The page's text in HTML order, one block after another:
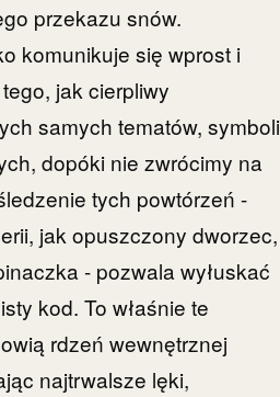
przekazu snów.
komunikuje się wprost i
jak cierpliwy
samych tematów, symboli
dopóki nie zwrócimy na
tych powtórzeń -
jak opuszczony dworzec,
- pozwala wyłuskać
kod. To właśnie te
rdzeń wewnętrznej
najtrwalsze lęki,